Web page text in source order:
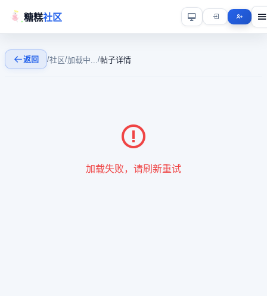
糖糕社区
返回 /社区/加载中.../帖子详情
加载失败，请刷新重试